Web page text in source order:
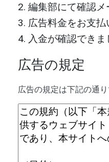
編集部にて確認メ
広告料金をお支払
入金が確認でき
広告の規定
広告の規定は下記の通り